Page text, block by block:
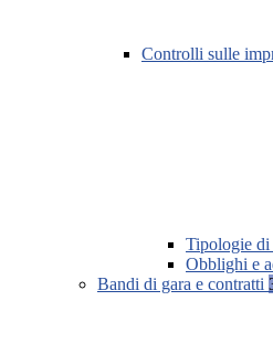
Controlli sulle
Tipologie
Obblighi e
Bandi di gara e contratti